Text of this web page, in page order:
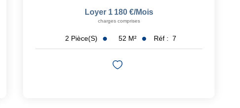
Loyer 1 180 €/mois
charges comprises
2 Pièce(s) 52 M² Réf : 7